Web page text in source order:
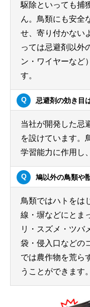
駆除といっても捕
ん。鳥類にも安全
せ、寄り付かない
っては忌避剤以外
ン・ワイヤーなど
す。
忌避剤の効き目
当社が開発した忌
を設けています。
学習能力に作用し
鳩以外の鳥類や
鳥類ではハトをは
線・塀などにとま
リ・スズメ・ツバ
袋・侵入口などの
では農作物を荒ら
うことができます。